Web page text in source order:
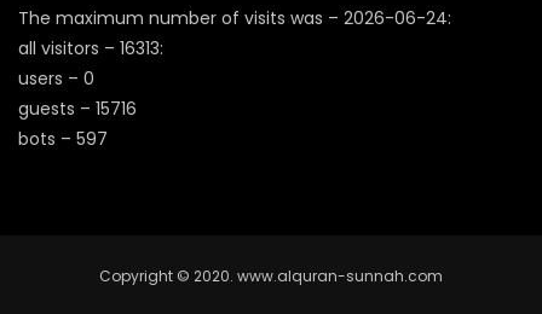
The maximum number of visits was – 2026-06-24:
all visitors – 16313:
users – 0
guests – 15716
bots – 597
Copyright © 2020. www.alquran-sunnah.com